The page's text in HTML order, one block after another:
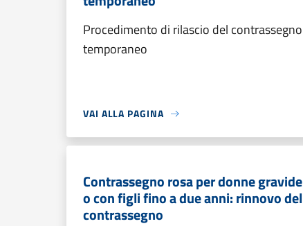
Procedimento di rilascio del contrassegno
temporaneo
VAI ALLA PAGINA
Contrassegno rosa per donne gravide
o con figli fino a due anni: rinnovo del
contrassegno